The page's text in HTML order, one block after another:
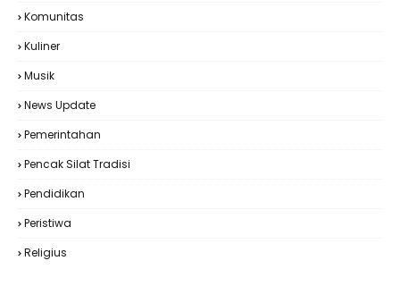
Komunitas
Kuliner
Musik
News Update
Pemerintahan
Pencak Silat Tradisi
Pendidikan
Peristiwa
Religius